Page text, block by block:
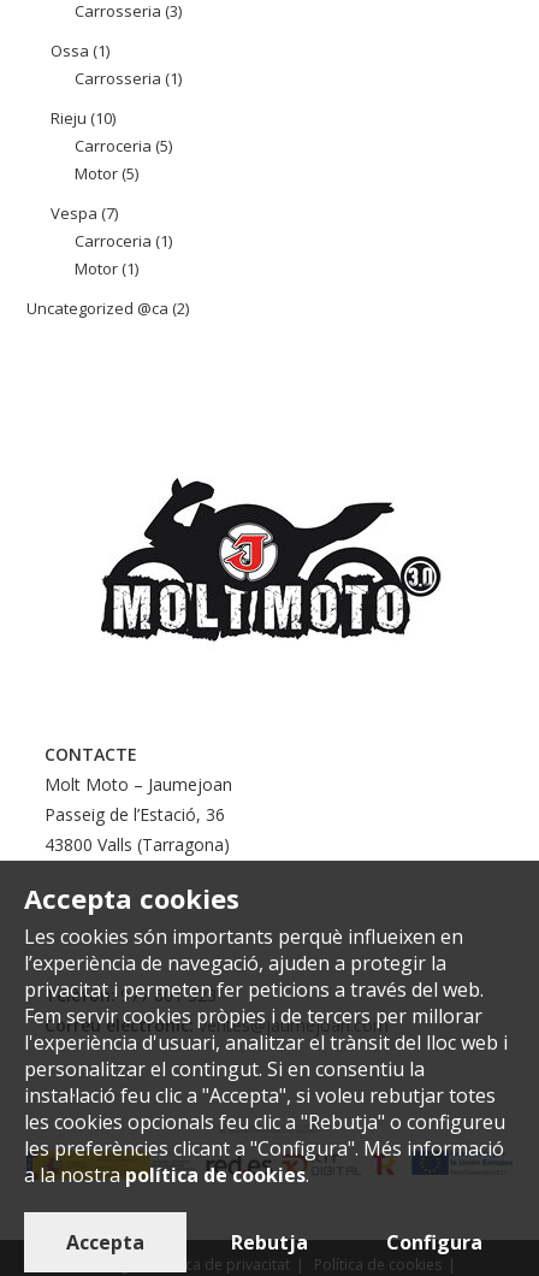
productes
Carrosseria 33
Ossa 11
producte
Carrosseria 11
Rieju 1010
productes
Carroceria 55
Motor 55
Vespa 77
productes
Carroceria 11
Motor 11
producte
Uncategorized @ca 22
Accepta cookies
Les cookies són importants perquè influeixen en
l’experiència de navegació, ajuden a protegir la
privacitat i permeten fer peticions a través del web.
Fem servir cookies pròpies i de tercers per millorar
l'experiència d'usuari, analitzar el trànsit del lloc web i
personalitzar el contingut. Si en consentiu la
instal·lació feu clic a "Accepta", si voleu rebutjar totes
les cookies opcionals feu clic a "Rebutja" o configureu
les preferències clicant a "Configura". Més informació
a la nostrapolítica de cookies.
Accepta Rebutja Configura
CONTACTE
Molt Moto – Jaumejoan
Passeig de l’Estació, 36
43800 Valls (Tarragona)
Telèfon:977 601 323
Correu electrònic: ventes@jaumejoan.com
Avís legal i Política de privacitat Política de cookies